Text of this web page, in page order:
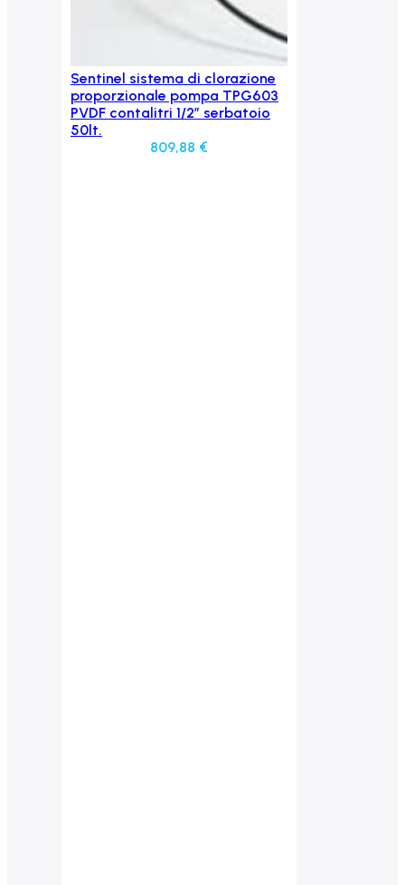
Aggiungi al carrello
Sentinel sistema di clorazione
proporzionale pompa TPG603
PVDF contalitri 1/2″ serbatoio
50lt.
809,88 €